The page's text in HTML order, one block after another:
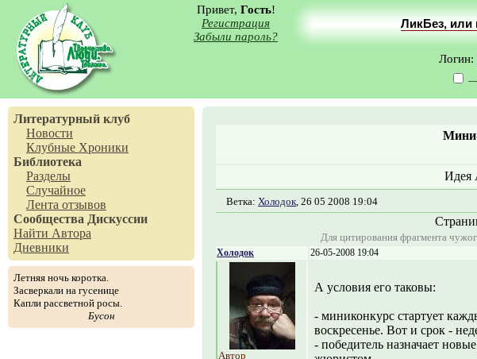
Привет, Гость!
Регистрация
Забыли пароль?
ЛикБез, или
Логин:
—
Литературный клуб
Новости
Клубные Хроники
Библиотека
Разделы
Случайное
Лента отзывов
Сообщества Дискуссии
Найти Автора
Дневники
Летняя ночь коротка.
Засверкали на гусенице
Капли рассветной росы.
Бусон
Идея
Ветка: Холодок, 26 05 2008 19:04
Для цитирования фрагмента
Холодок 26-05-2008 19:04
Автор
А условия его таковы:
- миниконкурс стартует
воскресенье. Вот и срок -
- победитель назначает